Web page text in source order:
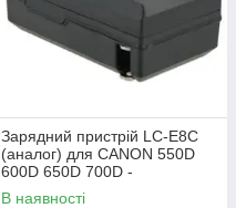
Зарядний пристрій LC-E8C
(аналог) для CANON 550D
600D 650D 700D -
(акумулятор LP-E8)
В наявності